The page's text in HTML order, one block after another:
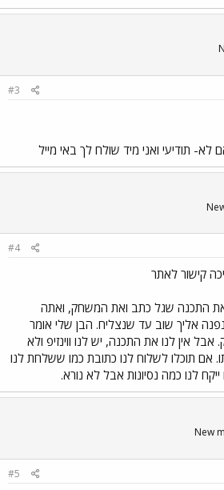
#3
תודיעי ואני מיד שולח לך באי מייל
#4
קישור לאתר
את התכנה שגל כתב ואת המשחק, ואתה
אליך שוב עד שנצליח. הבן שלי אומר
אין לנו את התכנה, יש לנו ווינזיפ ולא
אם תוכלו לשלוח לנו כתובת כמו ששלחת לנו
לנו כמה נסיונות אבל לא נורא.
New
#5